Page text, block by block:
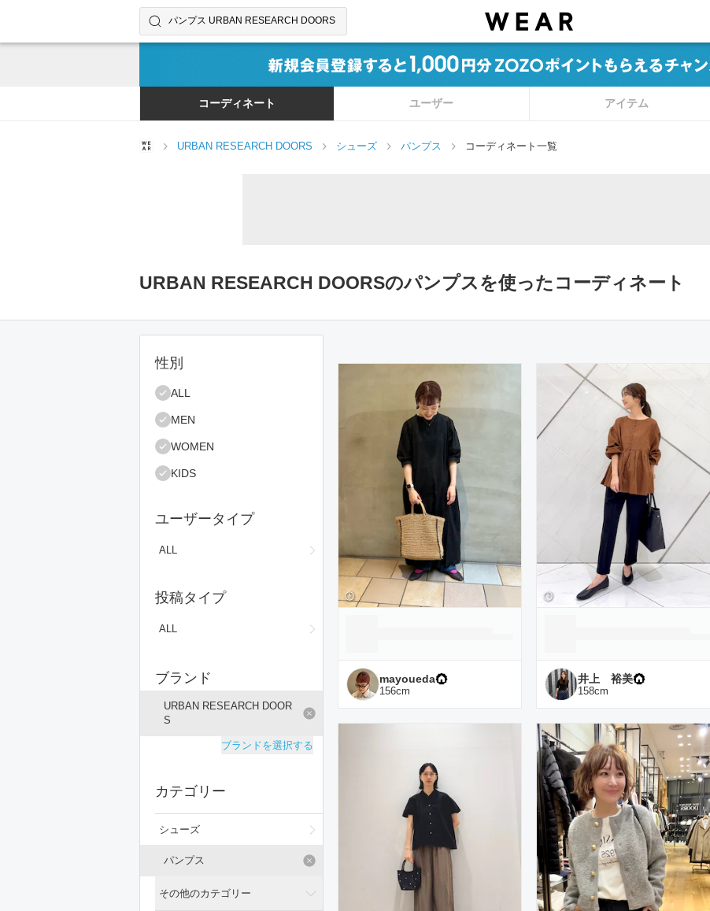
コーディネートやユーザーを探す
検索する
コーディネート ユーザー アイテム
URBAN RESEARCH DOORS シューズ パンプス コーディネート一覧
URBAN RESEARCH DOORSのパンプスを使ったコーディネート
絞り込み条件
性別
ALL
MEN
WOMEN
KIDS
ユーザータイプ
ALL
投稿タイプ
ALL
ブランド
URBAN RESEARCH DOOR
S
ブランドを選択する
カテゴリー
シューズ
パンプス
その他のカテゴリー
mayoueda
156cm
井上 裕美
158cm